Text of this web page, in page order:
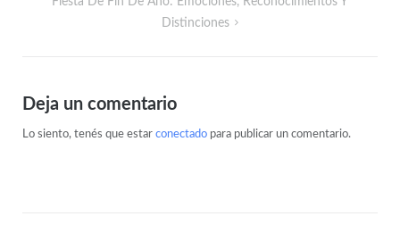
Distinciones
Deja un comentario
Lo siento, tenés que estar conectadopara publicar un comentario.